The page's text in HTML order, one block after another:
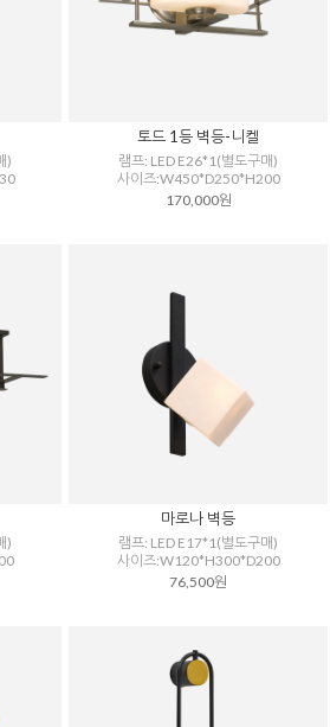
)
토드 1등 벽등-니켈
램프: LED E26*1(별도구매)
사이즈:W450*D250*H200
170,000원
)
마로나 벽등
램프: LED E17*1(별도구매)
사이즈:W120*H300*D200
76,500원